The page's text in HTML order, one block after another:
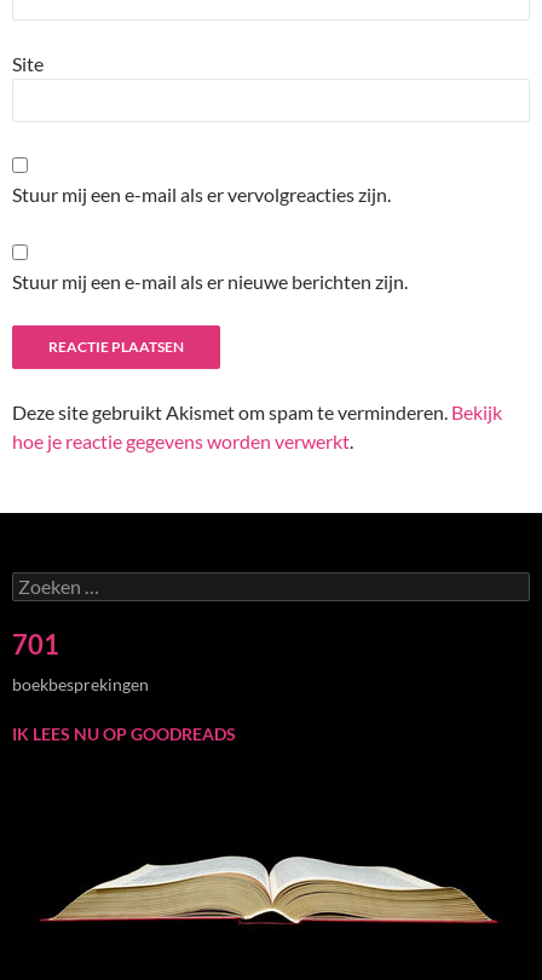
Site
Stuur mij een e-mail als er vervolgreacties zijn.
Stuur mij een e-mail als er nieuwe berichten zijn.
Deze site gebruikt Akismet om spam te verminderen. Bekijk
hoe je reactie gegevens worden verwerkt.
Zoeken
naar:
701
boekbesprekingen
IK LEES NU OP GOODREADS